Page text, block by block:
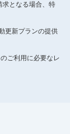
求となる場合、特
更新プランの提供
ご利用に必要なレ